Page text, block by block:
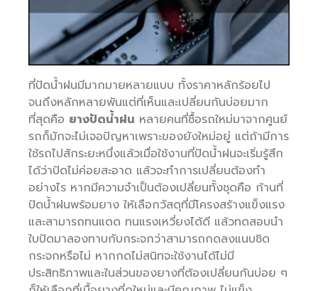
ที่ปัดน้ำฝนมีมากมายหลายแบบ ทั้งราคาหลักร้อยไป
จนถึงหลักหลายพันแต่ที่เห็นและเปลี่ยนกันบ่อยมาก
ที่สุดคือ ยางปัดน้ำฝน หลายคนที่ซื้อรถใหม่มาจากศูนย์
รถก็มักจะไม่เจอปัญหาเพราะของยังใหม่อยู่ แต่ถ้ามีการ
ใช้รถไปสักระยะหนึ่งแล้วเมื่อใช้งานที่ปัดน้ำฝนจะเริ่มรู้สึก
ได้ว่าปัดไม่ค่อยสะอาด แล้วจะทำการเปลี่ยนต้องทำ
อย่างไร หากมีความจำเป็นต้องเปลี่ยนทั้งชุดคือ ก้านที่
ปัดน้ำฝนพร้อมยาง ให้เลือกวัสดุที่มีโครงสร้างแข็งแรง
และสามารถทนแดด ทนแรงเหวี่ยงได้ดี แล้วทดสอบนำ
ใบปัดมาลองทาบกับกระจกว่าสามารถกดลงแนบชิด
กระจกหรือไม่ หากกดไม่สนิทจะใช้งานได้ไม่มี
ประสิทธิภาพและในส่วนของยางที่ต้องเปลี่ยนกันบ่อย ๆ